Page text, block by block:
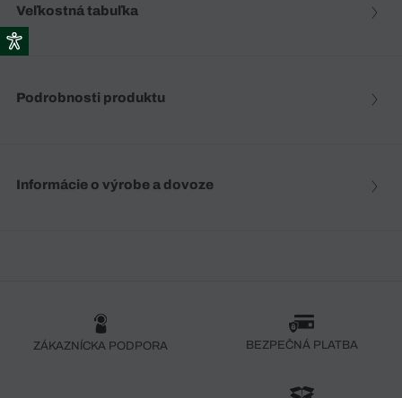
Veľkostná tabuľka
Podrobnosti produktu
Informácie o výrobe a dovoze
ZÁKAZNÍCKA PODPORA BEZPEČNÁ PLATBA